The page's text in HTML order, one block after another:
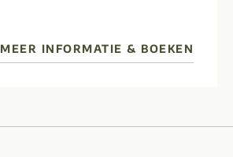
MEER INFORMATIE & BOEKEN